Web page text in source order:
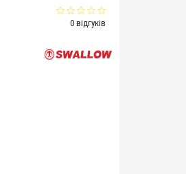
0 відгуків